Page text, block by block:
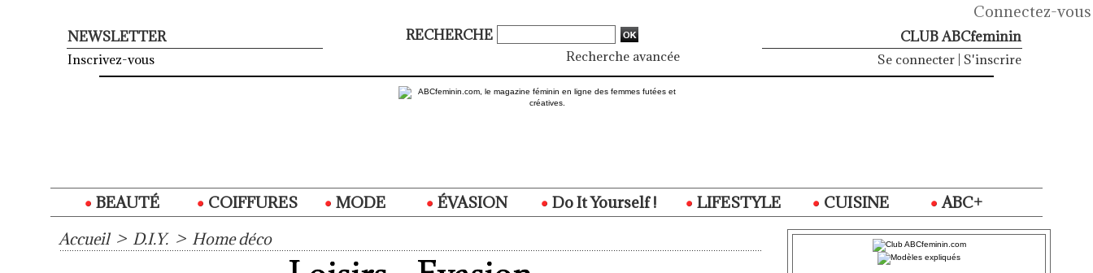
Connectez-vous
NEWSLETTER
Inscrivez-vous
RECHERCHE
Recherche avancée
CLUB ABCfeminin
Se connecter S'inscrire
BEAUTÉ COIFFURES MODE ÉVASION Do It Yourself ! LIFESTYLE CUISINE
ABC+
Accueil > D.I.Y. > Home déco